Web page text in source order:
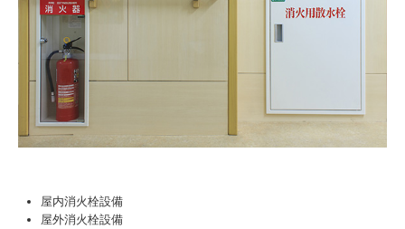
屋内消火栓設備
屋外消火栓設備